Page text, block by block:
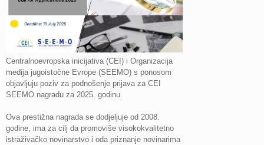
Centralnoevropska inicijativa (CEI) i Organizacija
medija jugoistočne Evrope (SEEMO) s ponosom
objavljuju poziv za podnošenje prijava za CEI
SEEMO nagradu za 2025. godinu.
Ova prestižna nagrada se dodjeljuje od 2008.
godine, ima za cilj da promoviše visokokvalitetno
istraživačko novinarstvo i oda priznanje novinarima